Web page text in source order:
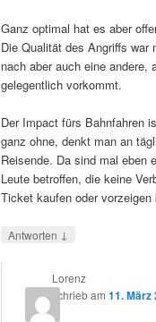
Ganz optimal hat es aber
Die Qualität des Angriffs war
nach aber auch eine andere,
gelegentlich vorkommt.
Der Impact fürs Bahnfahren
ganz ohne, denkt man an
Reisende. Da sind mal eben
Leute betroffen, die keine
Ticket kaufen oder vorzeigen
Antworten ↓
Lorenz
schriebam11. März